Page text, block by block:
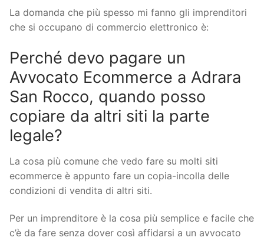
La domanda che più spesso mi fanno gli imprenditori
che si occupano di commercio elettronico è:
Perché devo pagare un
Avvocato Ecommerce a Adrara
San Rocco, quando posso
copiare da altri siti la parte
legale?
La cosa più comune che vedo fare su molti siti
ecommerce è appunto fare un copia-incolla delle
condizioni di vendita di altri siti.
Per un imprenditore è la cosa più semplice e facile che
c’è da fare senza dover così affidarsi a un avvocato